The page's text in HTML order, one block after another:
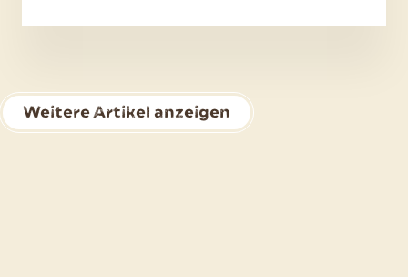
klassischen
Weitere Artikel anzeigen